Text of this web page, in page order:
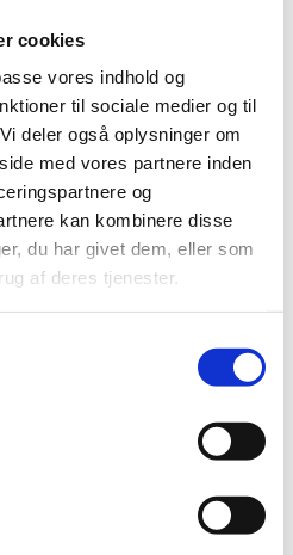
cookies
vores indhold og
til sociale medier og til
deler også oplysninger om
med vores partnere inden
og
kan kombinere disse
du har givet dem, eller som
af deres tjenester.
valgt at alle måneder
point fordelt på 1 stamme og
og i alt 4 grene, og
blad = 30 point i alt.
årshjul i PowerPoint